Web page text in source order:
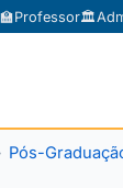
Professor🏛️
Pós-